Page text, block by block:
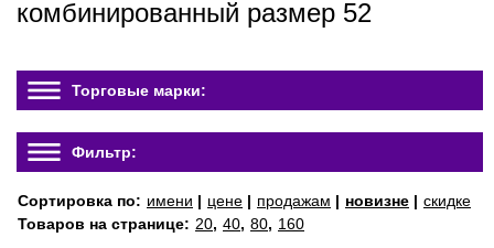
комбинированный размер 52
Торговые марки:
Фильтр:
Сортировка по: имени | цене | продажам | новизне | скидке
Товаров на странице: 20, 40, 80, 160